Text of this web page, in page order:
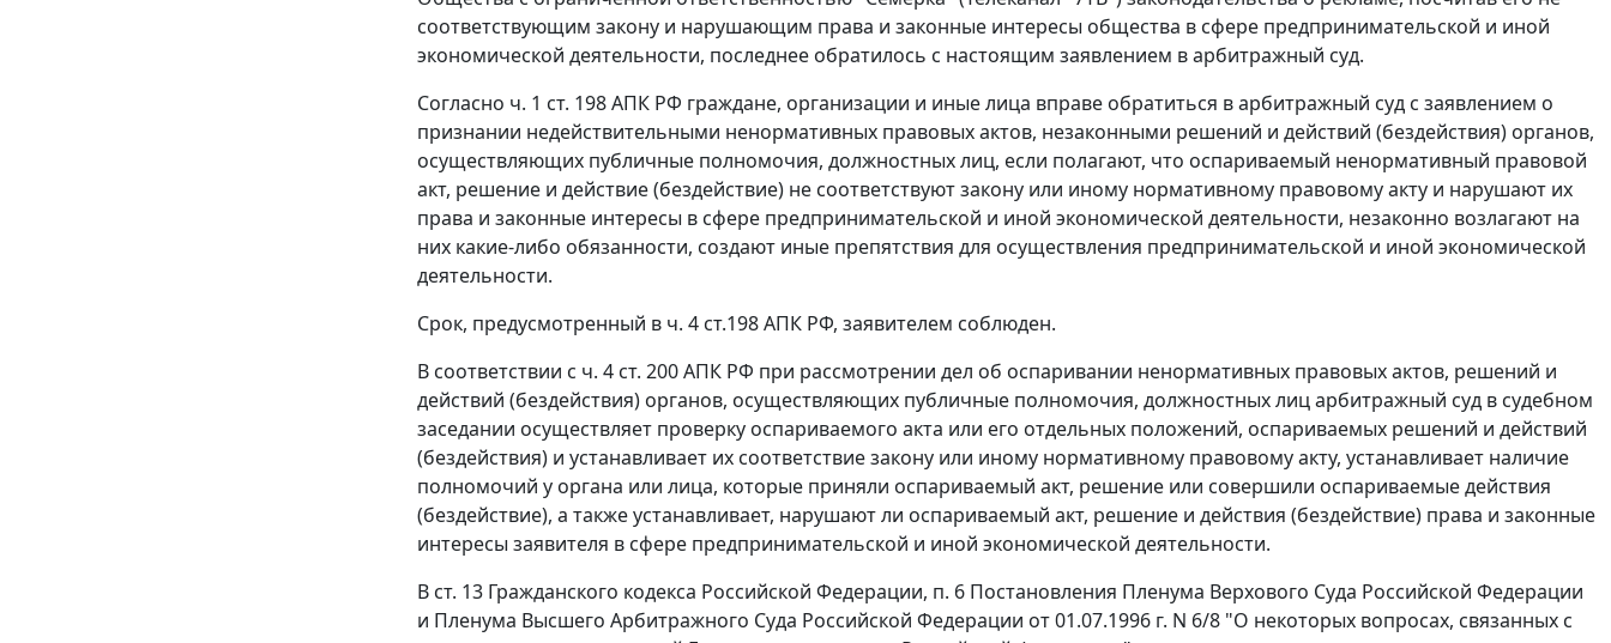
соответствующим закону и нарушающим права и законные интересы общества в сфере предпринимательской и иной
экономической деятельности, последнее обратилось с настоящим заявлением в арбитражный суд.
Согласно ч. 1 ст. 198АПК РФ граждане, организации и иные лица вправе обратиться в арбитражный суд с заявлением о
признании недействительными ненормативных правовых актов, незаконными решений и действий (бездействия) органов,
осуществляющих публичные полномочия, должностных лиц, если полагают, что оспариваемый ненормативный правовой
акт, решение и действие (бездействие) не соответствуют закону или иному нормативному правовому акту и нарушают их
права и законные интересы в сфере предпринимательской и иной экономической деятельности, незаконно возлагают на
них какие-либо обязанности, создают иные препятствия для осуществления предпринимательской и иной экономической
деятельности.
Срок, предусмотренный в ч. 4 ст.198АПК РФ, заявителем соблюден.
В соответствии с ч. 4 ст. 200АПК РФ при рассмотрении дел об оспаривании ненормативных правовых актов, решений и
действий (бездействия) органов, осуществляющих публичные полномочия, должностных лиц арбитражный суд в судебном
заседании осуществляет проверку оспариваемого акта или его отдельных положений, оспариваемых решений и действий
(бездействия) и устанавливает их соответствие закону или иному нормативному правовому акту, устанавливает наличие
полномочий у органа или лица, которые приняли оспариваемый акт, решение или совершили оспариваемые действия
(бездействие), а также устанавливает, нарушают ли оспариваемый акт, решение и действия (бездействие) права и законные
интересы заявителя в сфере предпринимательской и иной экономической деятельности.
В ст. 13 Гражданского кодекса Российской Федерации, п. 6 Постановления Пленума Верхового Суда Российской Федерации
и Пленума Высшего Арбитражного Суда Российской Федерации от 01.07.1996 г. N 6/8 "О некоторых вопросах, связанных с